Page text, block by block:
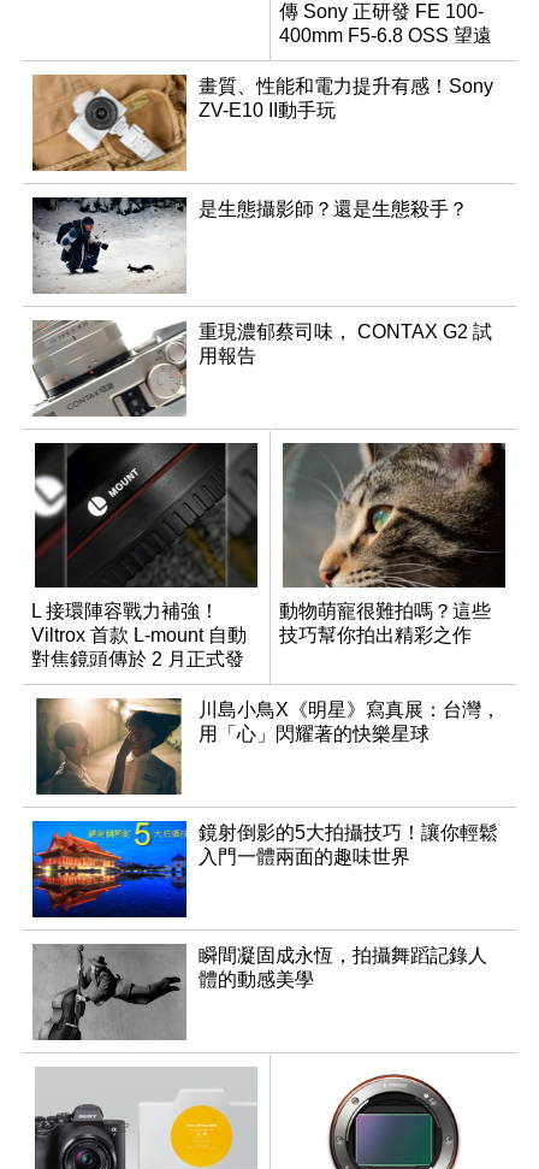
傳 Sony 正研發 FE 100-
400mm F5-6.8 OSS 望遠
變焦鏡頭
畫質、性能和電力提升有感！Sony
ZV-E10 II動手玩
是生態攝影師？還是生態殺手？
重現濃郁蔡司味， CONTAX G2 試
用報告
L 接環陣容戰力補強！
Viltrox 首款 L-mount 自動
對焦鏡頭傳於 2 月正式發
表
動物萌寵很難拍嗎？這些
技巧幫你拍出精彩之作
川島小鳥X《明星》寫真展：台灣，
用「心」閃耀著的快樂星球
鏡射倒影的5大拍攝技巧！讓你輕鬆
入門一體兩面的趣味世界
瞬間凝固成永恆，拍攝舞蹈記錄人
體的動感美學